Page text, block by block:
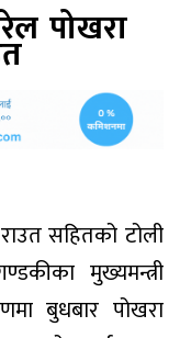
पोखरा
सहितको टोली
मुख्यमन्त्री
बुधबार पोखरा